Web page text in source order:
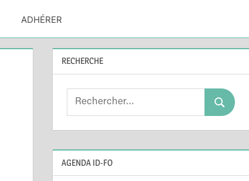
ADHÉRER
RECHERCHE
Search
Search
AGENDA ID-FO